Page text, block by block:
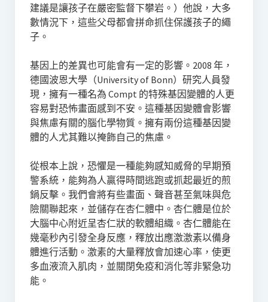
建議是讓孩子在嚴密監督下攀岩。）他說，大多
數情況下，這些父母都會拼命抓住保護孩子的繩
子。
基因上的差異也可能會有一定的影響。2008 年，
德國波恩大學（University of Bonn）研究人員發
現，擁有一種名為 Compt 的特殊基因變體的人更
容易對恐怖畫面感到不安。這種基因變體會影響
與焦慮有關的腦化學物質。擁有兩份這種基因變
體的人尤其難以掩飾自己的焦慮。
從根本上說，恐懼是一種能夠感知威脅的早期預
警系統，能夠為人贏得時間逃跑或抓起最近的煎
鍋反擊。我們會將有些畫面、聲音甚至氣味與危
險關聯起來，並儲存在杏仁體中。杏仁體是位於
大腦中心附近呈杏仁狀的軟體組織。杏仁體能在
幾毫秒內引發全身反應，釋放出應激激素以備身
體進行活動。激素的大量釋放會加速心率，使更
多血液流入肌肉，並關閉免疫和消化等非緊急功
能。